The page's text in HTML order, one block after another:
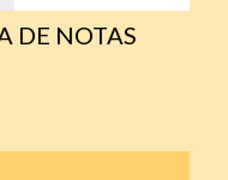
DE NOTAS